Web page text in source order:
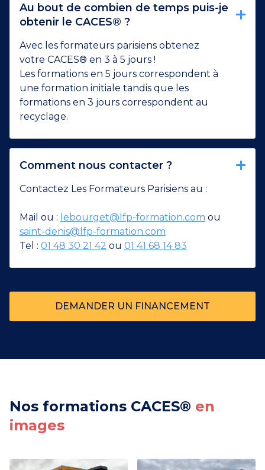
Au bout de combien de temps puis-je
obtenir le CACES® ?
Avec les formateurs parisiens obtenez
votre CACES® en 3 à 5 jours !
Les formations en 5 jours correspondent à
une formation initiale tandis que les
formations en 3 jours correspondent au
recyclage.
Comment nous contacter ?
Contactez Les Formateurs Parisiens au :
Mail ou : lebourget@lfp-formation.com ou
saint-denis@lfp-formation.com
Tel : 01 48 30 21 42 ou 01 41 68 14 83
DEMANDER UN FINANCEMENT
Nos formations CACES® en
images